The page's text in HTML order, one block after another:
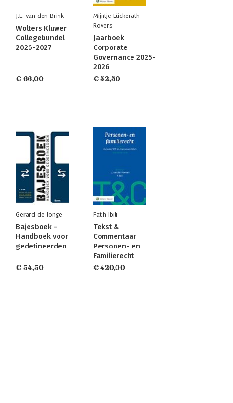
J.E. van den Brink
Wolters Kluwer
Collegebundel
2026-2027
€ 66,00
Mijntje Lückerath-
Rovers
Jaarboek
Corporate
Governance 2025-
2026
€ 52,50
Gerard de Jonge
Bajesboek -
Handboek voor
gedetineerden
€ 54,50
Fatih Ibili
Tekst &
Commentaar
Personen- en
Familierecht
€ 420,00